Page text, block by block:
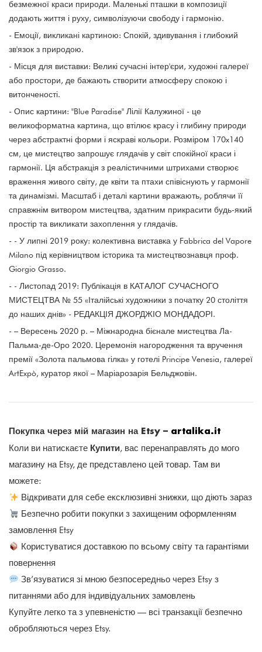
безмежної краси природи. Маленькі пташки в композиції
додають життя і руху, символізуючи свободу і гармонію.
- Емоції, викликані картиною: Спокій, здивування і глибокий
зв'язок з природою.
- Місця для виставки: Великі сучасні інтер'єри, художні галереї
або простори, де бажають створити атмосферу спокою і
витонченості.
- Опис картини: "Blue Paradise" Лілії Калужиної - це
великоформатна картина, що втілює красу і глибину природи
через абстрактні форми і яскраві кольори. Розміром 170x140
см, це мистецтво запрошує глядачів у світ спокійної краси і
гармонії. Ця абстракція з реалістичними штрихами створює
враження живого світу, де квіти та птахи співіснують у гармонії
та динамізмі. Масштаб і деталі картини вражають, роблячи її
справжнім витвором мистецтва, здатним прикрасити будь-який
простір та викликати захоплення у глядачів.
- - У липні 2019 року: колективна виставка у Fabbrica del Vapore
Milano під керівництвом історика та мистецтвознавця проф.
Giorgio Grasso.
- - Листопад 2019: Публікація в КАТАЛОГ СУЧАСНОГО
МИСТЕЦТВА № 55 «Італійські художники з початку 20 століття
до наших днів» - РЕДАКЦІЯ ДЖОРДЖІО МОНДАДОРІ.
- – Вересень 2020 р. – Міжнародна бієнале мистецтва Ла-
Пальма-де-Оро 2020. Церемонія нагородження та вручення
премії «Золота пальмова гілка» у готелі Principe Venesia, галереї
ArtExpò, куратор якої – Маріарозарія Бельджовін.
Покупка через мій магазин на Etsy – artalika.it
Коли ви натискаєте Купити, вас перенаправлять до мого
магазину на Etsy, де представлено цей товар. Там ви
можете:
Відкривати для себе ексклюзивні знижки, що діють зараз
Безпечно робити покупки з захищеним оформленням
замовлення Etsy
Користуватися доставкою по всьому світу та гарантіями
повернення
Зв’язуватися зі мною безпосередньо через Etsy з
питаннями або для індивідуальних замовлень
Купуйте легко та з упевненістю — всі транзакції безпечно
обробляються через Etsy.